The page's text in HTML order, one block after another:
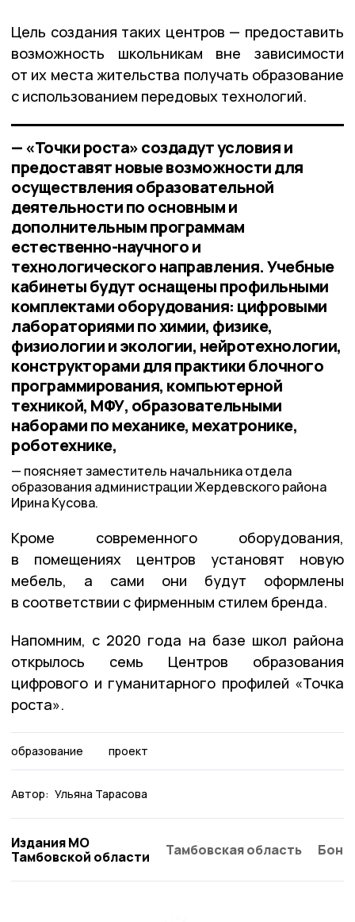
Цель создания таких центров — предоставить
возможность школьникам вне зависимости
от их места жительства получать образование
с использованием передовых технологий.
— «Точки роста» создадут условия и
предоставят новые возможности для
осуществления образовательной
деятельности по основным и
дополнительным программам
естественно-научного и
технологического направления. Учебные
кабинеты будут оснащены профильными
комплектами оборудования: цифровыми
лабораториями по химии, физике,
физиологии и экологии, нейротехнологии,
конструкторами для практики блочного
программирования, компьютерной
техникой, МФУ, образовательными
наборами по механике, мехатронике,
роботехнике,
поясняет заместитель начальника отдела
образования администрации Жердевского района
Ирина Кусова.
Кроме современного оборудования,
в помещениях центров установят новую
мебель, а сами они будут оформлены
в соответствии с фирменным стилем бренда.
Напомним, с 2020 года на базе школ района
открылось семь Центров образования
цифрового и гуманитарного профилей «Точка
роста».
образование проект
Автор: Ульяна Тарасова
Издания МО
Тамбовской области
Тамбовская область